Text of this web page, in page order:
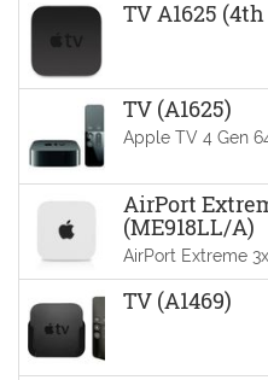
TV A1625
TV (A1625)
Apple TV 4 Gen
AirPort
(ME918LL/A)
AirPort Extreme
TV (A1469)